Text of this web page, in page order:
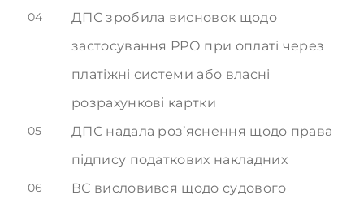
04
ДПС зробила висновок щодо
застосування РРО при оплаті через
платіжні системи або власні
розрахункові картки
05
ДПС надала роз’яснення щодо права
підпису податкових накладних
06
ВС висловився щодо судового